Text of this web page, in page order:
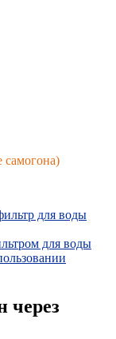
для воды
для воды
через